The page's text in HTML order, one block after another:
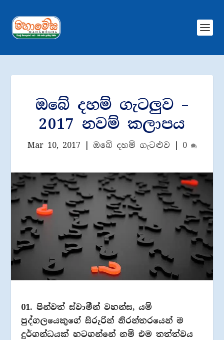
ඔබේ දහම් ගැටලුව –
2017 නවම් කලාපය
Mar 10, 2017 ඔබේ දහම් ගැටළුව 0
01. පින්වත් ස්වාමීන් වහන්ස, යම්
පුද්ගලයෙකුගේ සිරුරින් නිරන්තරයෙන් ම
දුර්ගන්ධයක් හටගන්නේ නම් එම තත්ත්වය